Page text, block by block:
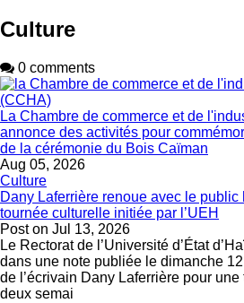
Culture
0 comments
La Chambre de commerce et de
annonce des activités pour
de la cérémonie du Bois Caïman
Aug 05, 2026
Culture
Dany Laferrière renoue avec le public
tournée culturelle initiée par l’UEH
Post on Jul 13, 2026
Le Rectorat de l’Université d’État
dans une note publiée le dimanche
de l’écrivain Dany Laferrière pour
deux semai